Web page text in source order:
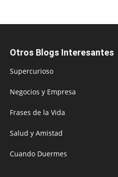
Otros Blogs Interesantes
Supercurioso
Negocios y Empresa
Frases de la Vida
Salud y Amistad
Cuando Duermes